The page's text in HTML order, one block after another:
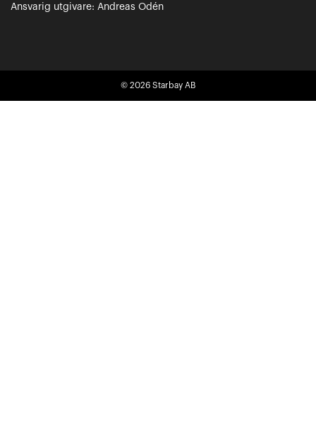
Ansvarig utgivare: Andreas Odén
© 2026 Starbay AB